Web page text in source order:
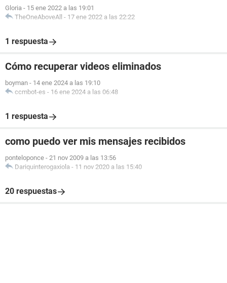
Gloria - 15 ene 2022 a las 19:01
TheOneAboveAll - 17 ene 2022 a las 22:22
1 respuesta
Cómo recuperar videos eliminados
boyman - 14 ene 2024 a las 19:10
ccmbot-es - 16 ene 2024 a las 06:48
1 respuesta
como puedo ver mis mensajes recibidos
ponteloponce - 21 nov 2009 a las 13:56
Dariquinterogaxiola - 11 nov 2020 a las 15:40
20 respuestas